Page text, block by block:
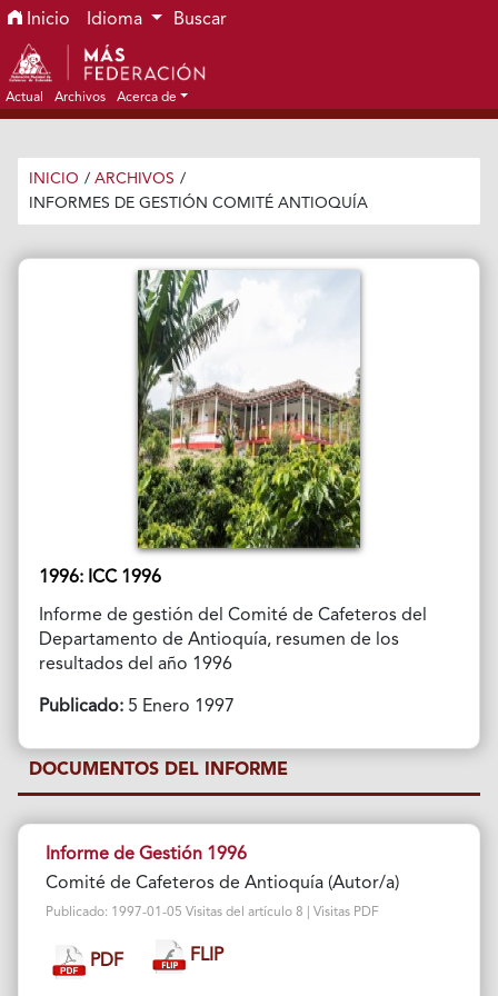
Ir al menú de navegación principal
Ir al contenido principal
Ir al pie de página del sitio
Inicio Idioma Buscar
Actual Archivos Acerca de
INICIO / ARCHIVOS /
INFORMES DE GESTIÓN COMITÉ ANTIOQUÍA
1996: ICC 1996
Informe de gestión del Comité de Cafeteros del
Departamento de Antioquía, resumen de los
resultados del año 1996
Publicado:5 Enero 1997
DOCUMENTOS DEL INFORME
Informe de Gestión 1996
Comité de Cafeteros de Antioquía (Autor/a)
Publicado: 1997-01-05 Visitas del artículo 8 | Visitas PDF
PDF FLIP